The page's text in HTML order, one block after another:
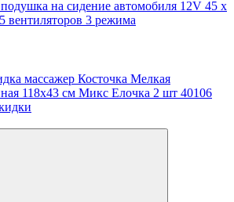
на сидение автомобиля 12V 45 x
вентиляторов 3 режима